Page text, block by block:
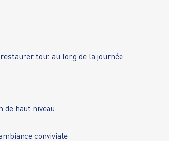
tout au long de la journée.
de haut niveau
conviviale